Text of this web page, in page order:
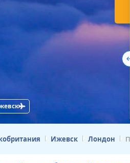
Ижевск Лондон